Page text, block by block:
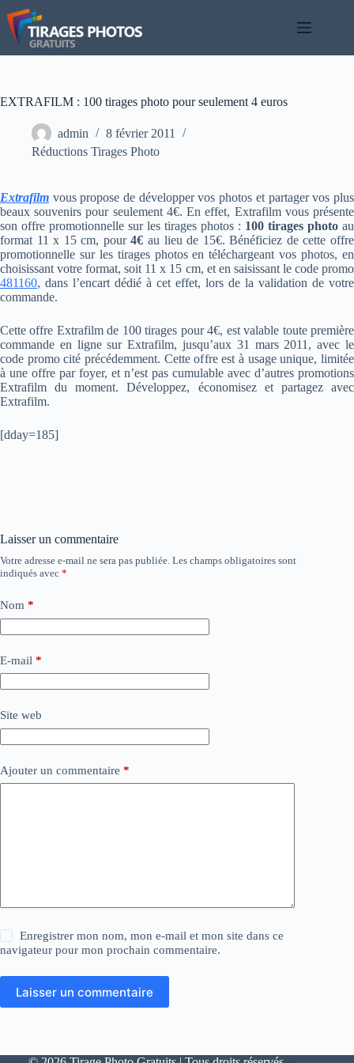
Passer
au
contenu
EXTRAFILM : 100 tirages photo pour seulement 4 euros
admin
8 février 2011
Réductions Tirages Photo
Extrafilm vous propose de développer vos photos et partager vos plus
beaux souvenirs pour seulement 4€. En effet, Extrafilm vous présente
son offre promotionnelle sur les tirages photos : 100 tirages photo au
format 11 x 15 cm, pour4€ au lieu de 15€. Bénéficiez de cette offre
promotionnelle sur les tirages photos en téléchargeant vos photos, en
choisissant votre format, soit 11 x 15 cm, et en saisissant le code promo
481160, dans l’encart dédié à cet effet, lors de la validation de votre
commande.
Cette offre Extrafilm de 100 tirages pour 4€, est valable toute première
commande en ligne sur Extrafilm, jusqu’aux 31 mars 2011, avec le
code promo cité précédemment. Cette offre est à usage unique, limitée
à une offre par foyer, et n’est pas cumulable avec d’autres promotions
Extrafilm du moment. Développez, économisez et partagez avec
Extrafilm.
[dday=185]
Laisser un commentaire
Votre adresse e-mail ne sera pas publiée. Les champs obligatoires sont
indiqués avec *
Nom *
E-mail *
Site web
Ajouter un commentaire *
Enregistrer mon nom, mon e-mail et mon site dans ce
navigateur pour mon prochain commentaire.
Laisser un commentaire